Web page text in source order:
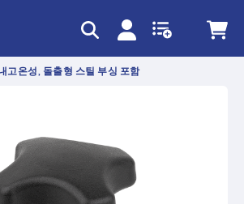
고온성, 돌출형 스틸 부싱 포함